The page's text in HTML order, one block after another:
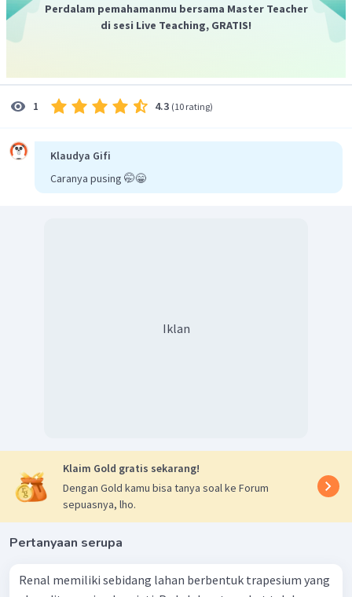
Perdalam pemahamanmu bersama Master Teacher
di sesi Live Teaching, GRATIS!
1 4.3 (10 rating)
Klaudya Gifi
Caranya pusing 🤭😁
Iklan
Klaim Gold gratis sekarang!
Dengan Gold kamu bisa tanya soal ke Forum
sepuasnya, lho.
Pertanyaan serupa
Renal memiliki sebidang lahan berbentuk trapesium yang